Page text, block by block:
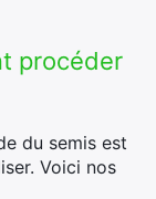
procéder
du semis est
Voici nos